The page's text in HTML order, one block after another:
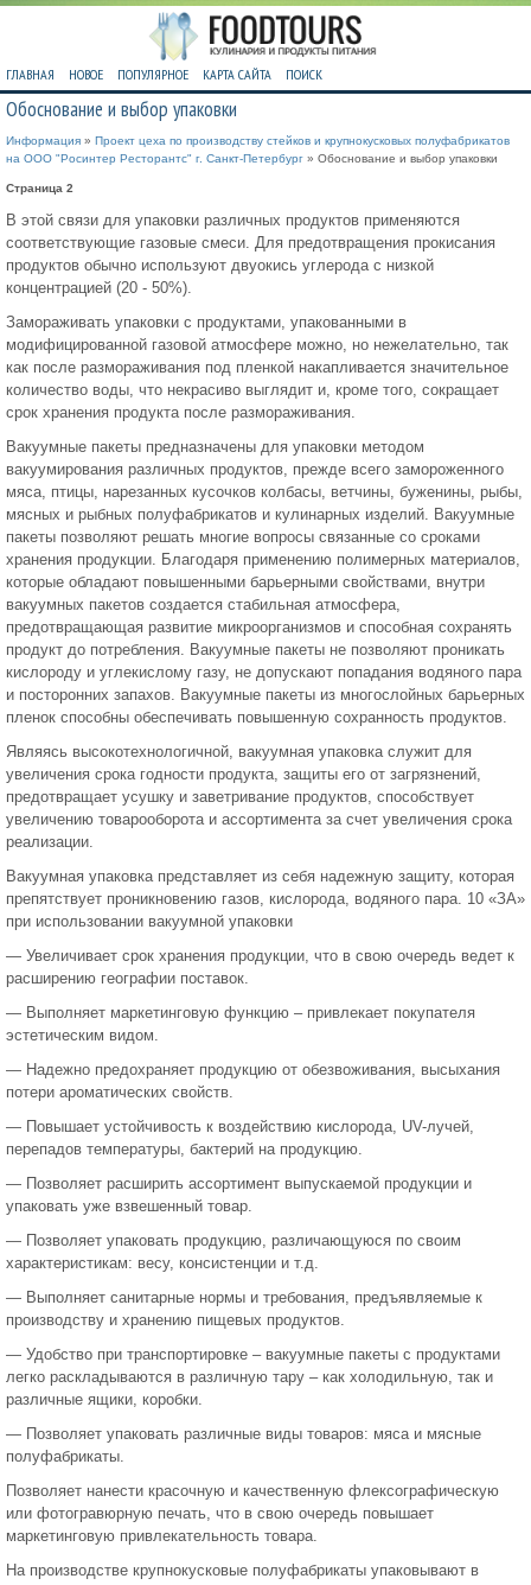
ГЛАВНАЯ НОВОЕ ПОПУЛЯРНОЕ КАРТА САЙТА ПОИСК
Обоснование и выбор упаковки
Информация » Проект цеха по производству стейков и крупнокусковых полуфабрикатов
на ООО "Росинтер Ресторантс" г. Санкт-Петербург » Обоснование и выбор упаковки
Страница 2
В этой связи для упаковки различных продуктов применяются
соответствующие газовые смеси. Для предотвращения прокисания
продуктов обычно используют двуокись углерода с низкой
концентрацией (20 - 50%).
Замораживать упаковки с продуктами, упакованными в
модифицированной газовой атмосфере можно, но нежелательно, так
как после размораживания под пленкой накапливается значительное
количество воды, что некрасиво выглядит и, кроме того, сокращает
срок хранения продукта после размораживания.
Вакуумные пакеты предназначены для упаковки методом
вакуумирования различных продуктов, прежде всего замороженного
мяса, птицы, нарезанных кусочков колбасы, ветчины, буженины, рыбы,
мясных и рыбных полуфабрикатов и кулинарных изделий. Вакуумные
пакеты позволяют решать многие вопросы связанные со сроками
хранения продукции. Благодаря применению полимерных материалов,
которые обладают повышенными барьерными свойствами, внутри
вакуумных пакетов создается стабильная атмосфера,
предотвращающая развитие микроорганизмов и способная сохранять
продукт до потребления. Вакуумные пакеты не позволяют проникать
кислороду и углекислому газу, не допускают попадания водяного пара
и посторонних запахов. Вакуумные пакеты из многослойных барьерных
пленок способны обеспечивать повышенную сохранность продуктов.
Являясь высокотехнологичной, вакуумная упаковка служит для
увеличения срока годности продукта, защиты его от загрязнений,
предотвращает усушку и заветривание продуктов, способствует
увеличению товарооборота и ассортимента за счет увеличения срока
реализации.
Вакуумная упаковка представляет из себя надежную защиту, которая
препятствует проникновению газов, кислорода, водяного пара. 10 «ЗА»
при использовании вакуумной упаковки
— Увеличивает срок хранения продукции, что в свою очередь ведет к
расширению географии поставок.
— Выполняет маркетинговую функцию – привлекает покупателя
эстетическим видом.
— Надежно предохраняет продукцию от обезвоживания, высыхания
потери ароматических свойств.
— Повышает устойчивость к воздействию кислорода, UV-лучей,
перепадов температуры, бактерий на продукцию.
— Позволяет расширить ассортимент выпускаемой продукции и
упаковать уже взвешенный товар.
— Позволяет упаковать продукцию, различающуюся по своим
характеристикам: весу, консистенции и т.д.
— Выполняет санитарные нормы и требования, предъявляемые к
производству и хранению пищевых продуктов.
— Удобство при транспортировке – вакуумные пакеты с продуктами
легко раскладываются в различную тару – как холодильную, так и
различные ящики, коробки.
— Позволяет упаковать различные виды товаров: мяса и мясные
полуфабрикаты.
Позволяет нанести красочную и качественную флексографическую
или фотогравюрную печать, что в свою очередь повышает
маркетинговую привлекательность товара.
На производстве крупнокусковые полуфабрикаты упаковывают в